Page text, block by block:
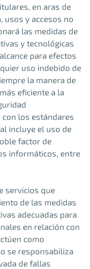
en aras de
usos y accesos no
las medidas de
y tecnológicas
para efectos
uso indebido de
la manera de
eficiente a la
los estándares
incluye el uso de
factor de
informáticos, entre
servicios que
de las medidas
adecuadas para
en relación con
como
se responsabiliza
de fallas